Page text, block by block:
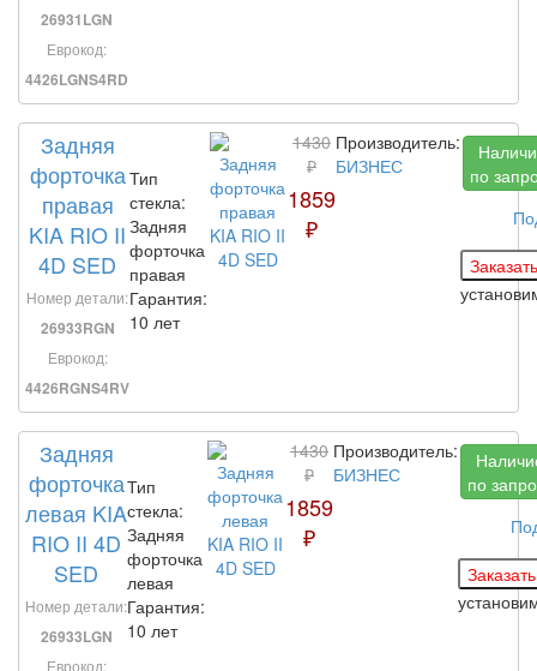
26931LGN
Еврокод:
4426LGNS4RD
Задняя
форточка
правая
KIA RIO II
4D SED
Номер детали:
26933RGN
Еврокод:
4426RGNS4RV
Тип
стекла:
Задняя
форточка
правая
Гарантия:
10 лет
1430
₽
1859
₽
Производитель:
БИЗНЕС
по
Задняя
форточка
левая KIA
RIO II 4D
SED
Номер детали:
26933LGN
Еврокод:
Тип
стекла:
Задняя
форточка
левая
Гарантия:
10 лет
1430
₽
1859
₽
Производитель:
БИЗНЕС
по